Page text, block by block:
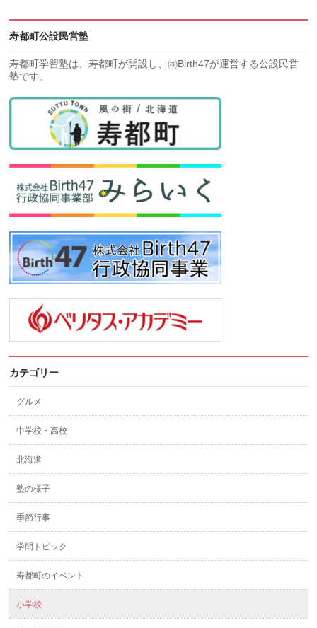
寿都町公設民営塾
寿都町学習塾は、寿都町が開設し、㈱Birth47が運営する公設民営
塾です。
カテゴリー
グルメ
中学校・高校
北海道
塾の様子
季節行事
学問トピック
寿都町のイベント
小学校